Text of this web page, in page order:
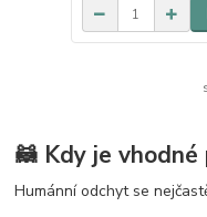
🦝 Kdy je
Humánní odchyt se